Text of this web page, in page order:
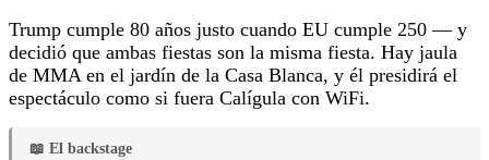
Trump cumple 80 años justo cuando EU cumple 250 — y
decidió que ambas fiestas son la misma fiesta. Hay jaula
de MMA en el jardín de la Casa Blanca, y él presidirá el
espectáculo como si fuera Calígula con WiFi.
📖 El backstage